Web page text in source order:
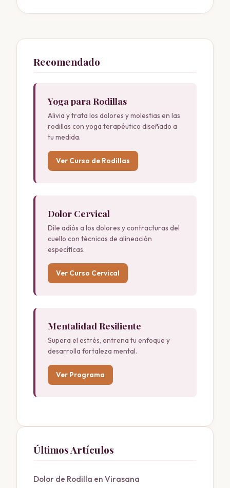
Recomendado
Yoga para Rodillas
Alivia y trata los dolores y molestias en las
rodillas con yoga terapéutico diseñado a
tu medida.
Ver Curso de Rodillas
Dolor Cervical
Dile adiós a los dolores y contracturas del
cuello con técnicas de alineación
específicas.
Ver Curso Cervical
Mentalidad Resiliente
Supera el estrés, entrena tu enfoque y
desarrolla fortaleza mental.
Ver Programa
Últimos Artículos
Dolor de Rodilla en Virasana